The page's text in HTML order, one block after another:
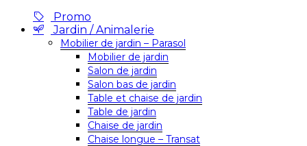
Promo
Jardin / Animalerie
Mobilier de jardin – Parasol
Mobilier de jardin
Salon de jardin
Salon bas de jardin
Table et chaise de jardin
Table de jardin
Chaise de jardin
Chaise longue – Transat